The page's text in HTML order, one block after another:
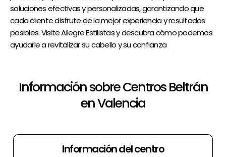
soluciones efectivas y personalizadas, garantizando que
cada cliente disfrute de la mejor experiencia y resultados
posibles. Visite Allegre Estilistas y descubra cómo podemos
ayudarle a revitalizar su cabello y su confianza
Información sobre Centros Beltrán
en Valencia
Información del centro